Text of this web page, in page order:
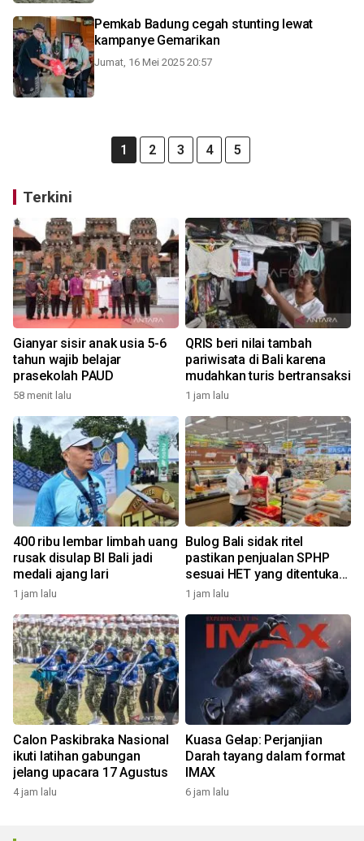
Pemkab Badung cegah stunting lewat
kampanye Gemarikan
Jumat, 16 Mei 2025 20:57
1 2 3 4 5
Terkini
Gianyar sisir anak usia 5-6
tahun wajib belajar
prasekolah PAUD
58 menit lalu
QRIS beri nilai tambah
pariwisata di Bali karena
mudahkan turis bertransaksi
1 jam lalu
400 ribu lembar limbah uang
rusak disulap BI Bali jadi
medali ajang lari
1 jam lalu
Bulog Bali sidak ritel
pastikan penjualan SPHP
sesuai HET yang ditentukan
pemerintah
1 jam lalu
Calon Paskibraka Nasional
ikuti latihan gabungan
jelang upacara 17 Agustus
4 jam lalu
Kuasa Gelap: Perjanjian
Darah tayang dalam format
IMAX
6 jam lalu